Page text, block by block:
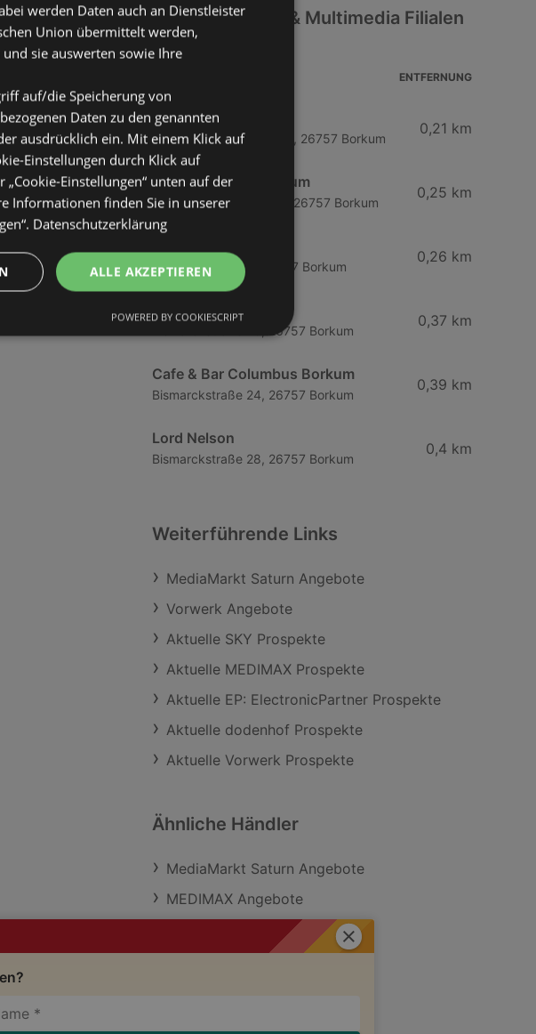
Schließen
Weitere Elektro & Multimedia Filialen
in der Nähe
ENTFERNUNG
Brasserie
Franz-Habich-Straße 18, 26757 Borkum
0,21 km
Künstlerklause Borkum
Franz-Habich-Straße 2, 26757 Borkum
0,25 km
Bismarckstraße 3, 26757 Borkum
0,26 km
Pferdestall
Bismarckstraße 20, 26757 Borkum
0,37 km
Cafe & Bar Columbus Borkum
Bismarckstraße 24, 26757 Borkum
0,39 km
Lord Nelson
Bismarckstraße 28, 26757 Borkum
0,4 km
Weiterführende Links
MediaMarkt Saturn Angebote
Vorwerk Angebote
Aktuelle SKY Prospekte
Aktuelle MEDIMAX Prospekte
Aktuelle EP: ElectronicPartner Prospekte
Aktuelle dodenhof Prospekte
Aktuelle Vorwerk Prospekte
Ähnliche Händler
MediaMarkt Saturn Angebote
MEDIMAX Angebote
Vorwerk Angebote
werden Daten auch an Dienstleister
Union übermittelt werden,
sie auswerten sowie Ihre
auf/die Speicherung von
Daten zu den genannten
ausdrücklich ein. Mit einem Klick auf
Einstellungen durch Klick auf
Einstellungen“ unten auf der
Informationen finden Sie in unserer
Datenschutzerklärung
ALLE AKZEPTIEREN
POWERED BY COOKIESCRIPT